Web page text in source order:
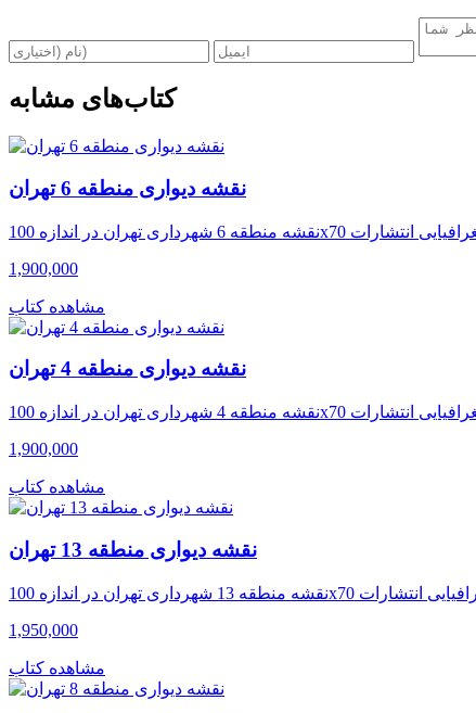
کتاب‌های مشابه
نقشه دیواری منطقه 6 تهران
1,900,000
مشاهده کتاب
نقشه دیواری منطقه 4 تهران
1,900,000
مشاهده کتاب
نقشه دیواری منطقه 13 تهران
1,950,000
مشاهده کتاب